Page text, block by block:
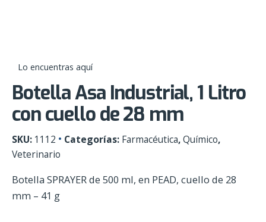
Lo encuentras aquí
Botella Asa Industrial, 1 Litro
con cuello de 28 mm
SKU: 1112 Categorías: Farmacéutica,Químico,
Veterinario
Botella SPRAYER de 500 ml, en PEAD, cuello de 28
mm – 41 g